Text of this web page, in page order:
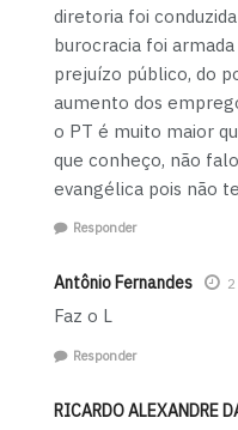
diretoria foi
burocracia foi
prejuízo público, do
aumento dos
o PT é muito maior
que conheço, não
evangélica pois não
Responder
Antônio Fernandes
Faz o L
Responder
RICARDO ALEXANDRE